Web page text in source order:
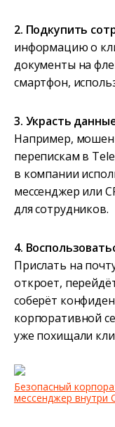
2. Подкупить
информацию о
документы на
смартфон,
3. Украсть
Например,
перепискам в
в компании
мессенджер или
для сотрудников.
4.
Прислать на
откроет,
соберёт
корпоративной
уже похищали
Безопасный
мессенджер внутри